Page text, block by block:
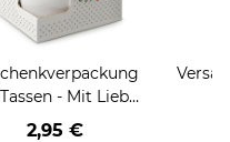
- Mit Liebe
geschenkt
2,95 €